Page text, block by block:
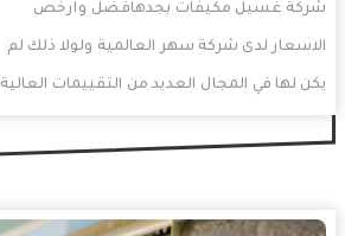
شركة غسيل مكيفات بجدهافضل وارخص
الاسعار لدى شركة سهر العالمية ولولا ذلك لم
يكن لها في المجال العديد من التقييمات العالية